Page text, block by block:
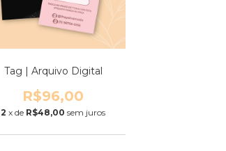
Tag | Arquivo Digital
R$96,00
2 x de R$48,00 sem juros